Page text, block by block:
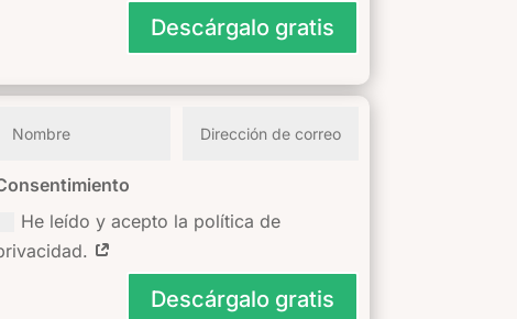
Descárgalo gratis
He leído y acepto la política de
Descárgalo gratis